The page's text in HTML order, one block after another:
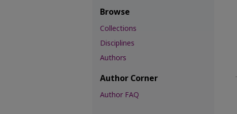
Browse
Collections
Disciplines
Authors
Author Corner
Author FAQ